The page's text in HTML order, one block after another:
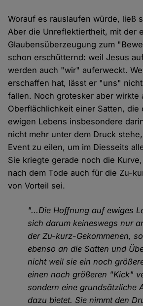
Worauf es rauslaufen würde, ließ
Aber die Unreflektiertheit, mit der
Glaubensüberzeugung zum
schon erschütternd: weil Jesus
werden auch "wir" auferweckt.
erschaffen hat, lässt er "uns"
fallen. Noch grotesker aber wirkte
Oberflächlichkeit einer Satten, die
ewigen Lebens insbesondere
nicht mehr unter dem Druck
Event zu eilen, um im Diesseits
Sie kriegte gerade noch die
nach dem Tode auch für die Zu-
von Vorteil sei.
"...Die Hoffnung auf ewiges
sich darum keineswegs nur
der Zu-kurz-Gekommenen,
ebenso an die Satten und
nicht weil sie ein noch
einen noch größeren "Kick"
sondern eine grundsätzliche
dazu bietet. Sie nimmt den